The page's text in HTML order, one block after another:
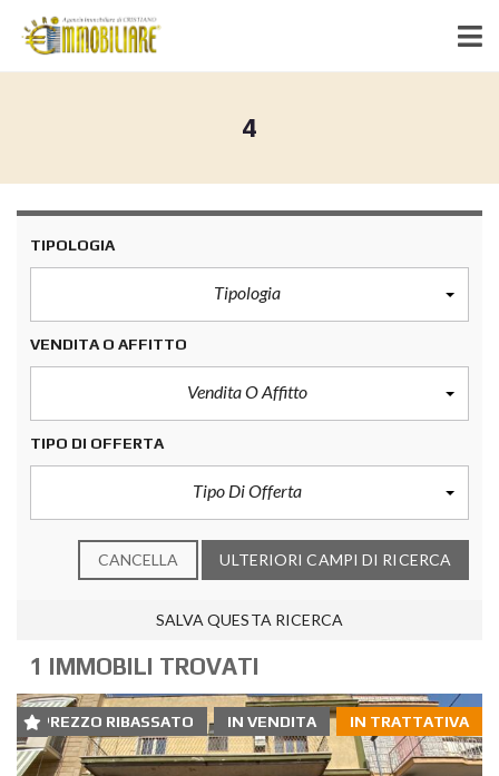
4
TIPOLOGIA
Tipologia
VENDITA O AFFITTO
Vendita O Affitto
TIPO DI OFFERTA
Tipo Di Offerta
CANCELLA ULTERIORI CAMPI DI RICERCA
SALVA QUESTA RICERCA
1 IMMOBILI TROVATI
IN TRATTATIVA
IN VENDITA
PREZZO RIBASSATO